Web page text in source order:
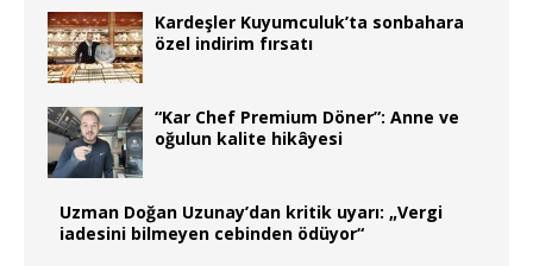
Kardeşler Kuyumculuk’ta sonbahara
özel indirim fırsatı
“Kar Chef Premium Döner”: Anne ve
oğulun kalite hikâyesi
Uzman Doğan Uzunay’dan kritik uyarı: „Vergi
iadesini bilmeyen cebinden ödüyor“